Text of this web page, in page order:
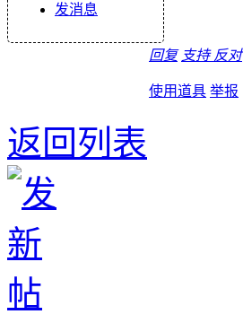
发消息
回复 支持 反对
使用道具 举报
返回列表